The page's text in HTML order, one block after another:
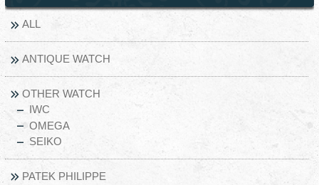
ALL
ANTIQUE WATCH
OTHER WATCH
IWC
OMEGA
SEIKO
PATEK PHILIPPE